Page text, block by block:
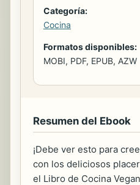
Categoría:
Cocina
Formatos disponibles:
MOBI, PDF, EPUB, AZW
Resumen del Ebook
¡Debe ver esto para
con los deliciosos
el Libro de Cocina